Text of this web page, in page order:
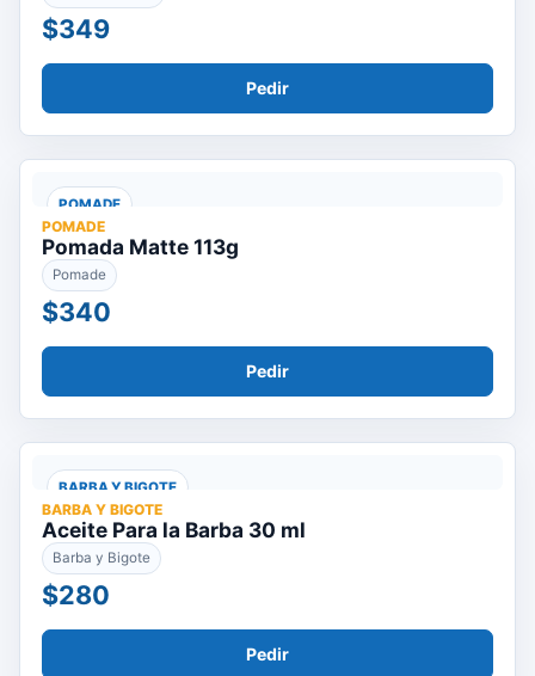
$349
Pedir
POMADE
POMADE
Pomada Matte 113g
Pomade
$340
Pedir
BARBA Y BIGOTE
BARBA Y BIGOTE
Aceite Para la Barba 30 ml
Barba y Bigote
$280
Pedir